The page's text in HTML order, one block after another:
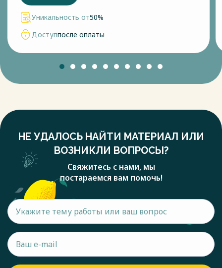
Уникальность от50%
Доступпосле оплаты
НЕ УДАЛОСЬ НАЙТИ МАТЕРИАЛ ИЛИ
ВОЗНИКЛИ ВОПРОСЫ?
Свяжитесь с нами, мы
постараемся вам помочь!